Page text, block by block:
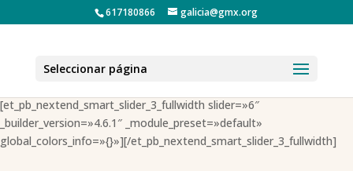
617180866 galicia@gmx.org
Seleccionar página
[et_pb_nextend_smart_slider_3_fullwidth slider=»6″
_builder_version=»4.6.1″ _module_preset=»default»
global_colors_info=»{}»][/et_pb_nextend_smart_slider_3_fullwidth]